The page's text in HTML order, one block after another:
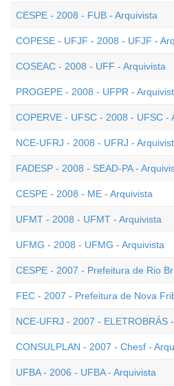
CESPE - 2008 - FUB - Arquivista
COPESE - UFJF - 2008 - UFJF -
COSEAC - 2008 - UFF - Arquivista
PROGEPE - 2008 - UFPR -
COPERVE - UFSC - 2008 - UFSC -
NCE-UFRJ - 2008 - UFRJ -
FADESP - 2008 - SEAD-PA -
CESPE - 2008 - ME - Arquivista
UFMT - 2008 - UFMT - Arquivista
UFMG - 2008 - UFMG - Arquivista
CESPE - 2007 - Prefeitura de Rio
FEC - 2007 - Prefeitura de Nova
NCE-UFRJ - 2007 - ELETROBRÁS
CONSULPLAN - 2007 - Chesf -
UFBA - 2006 - UFBA - Arquivista